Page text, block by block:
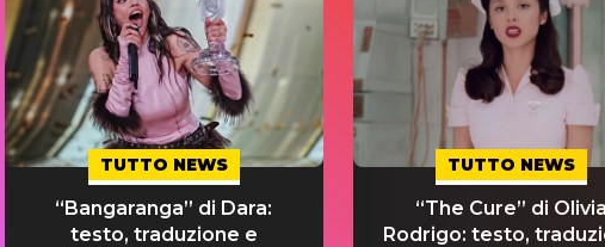
TUTTO NEWS
“Bangaranga” di Dara:
testo, traduzione e
TUTTO NEWS
“The Cure” di Olivia
Rodrigo: testo,